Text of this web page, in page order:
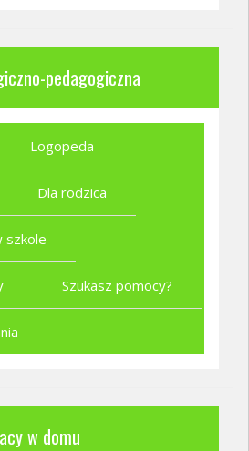
pedagogiczna
Logopeda
Dla rodzica
szkole
Szukasz pomocy?
w domu